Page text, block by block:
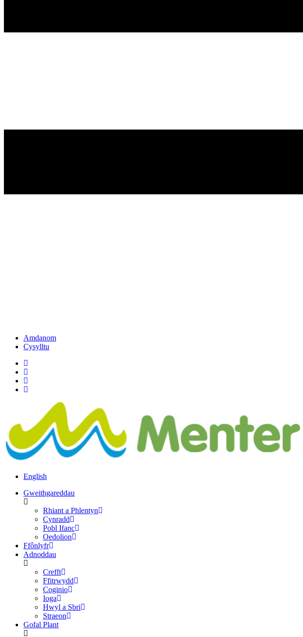
Amdanom
Cysylltu
English
Gweithgareddau
Rhiant a Phlentyn
Cynradd
Pobl Ifanc
Oedolion
Ffônlyfr
Adnoddau
Crefft
Ffitrwydd
Coginio
Ioga
Hwyl a Sbri
Straeon
Gofal Plant